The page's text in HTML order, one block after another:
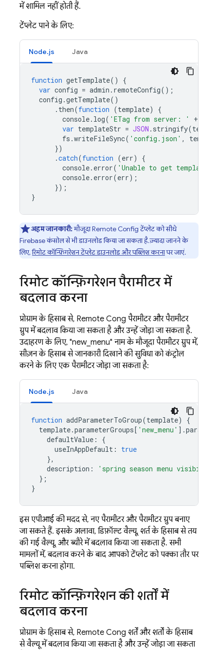
में शामिल नहीं होती हैं.
टेंप्लेट पाने के लिए:
Node.js Java
function getTemplate()
{
var config = admin . remoteConfig();
config .getTemplate()
. then(function (template)
{
console. log( 'ETag from server: ' +
var templateStr = JSON . stringify(
fs .writeFileSync( 'config.json' ,
})
.catch(function (err)
{
console. error( 'Unable to get template'
console. error(err);
});
}
अहम जानकारी:मौजूदाRemote Configटेंप्लेट को सीधे
Firebaseकंसोल से भी डाउनलोड किया जा सकता है. ज़्यादा जानने के
लिए,रिमोट कॉन्फ़िगरेशन टेंप्लेट डाउनलोड और पब्लिश करनापर जाएं.
रिमोट कॉन्फ़िगरेशन पैरामीटर में
बदलाव करना
प्रोग्राम के हिसाब से, Remote Config पैरामीटर और पैरामीटर
ग्रुप में बदलाव किया जा सकता है और उन्हें जोड़ा जा सकता है.
उदाहरण के लिए, "new_menu" नाम के मौजूदा पैरामीटर ग्रुप में,
सीज़न के हिसाब से जानकारी दिखाने की सुविधा को कंट्रोल
करने के लिए एक पैरामीटर जोड़ा जा सकता है:
Node.js Java
function addParameterToGroup(template)
{
template.parameterGroups [ 'new_menu' ].
defaultValue :
{
useInAppDefault :
true
},
description :
'spring season menu
};
}
इस एपीआई की मदद से, नए पैरामीटर और पैरामीटर ग्रुप बनाए
जा सकते हैं. इसके अलावा, डिफ़ॉल्ट वैल्यू, शर्त के हिसाब से तय
की गई वैल्यू, और ब्यौरे में बदलाव किया जा सकता है. सभी
मामलों में, बदलाव करने के बाद आपको टेंप्लेट को पक्का तौर पर
पब्लिश करना होगा.
रिमोट कॉन्फ़िगरेशन की शर्तों में
बदलाव करना
प्रोग्राम के हिसाब से, Remote Config शर्तें और शर्तों के हिसाब
से वैल्यू में बदलाव किया जा सकता है और उन्हें जोड़ा जा सकता